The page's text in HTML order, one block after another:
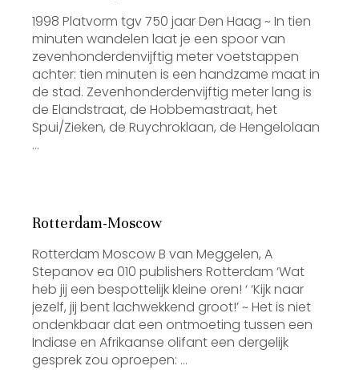
1998 Platvorm tgv 750 jaar Den Haag ~ In tien
minuten wandelen laat je een spoor van
zevenhonderdenvijftig meter voetstappen
achter: tien minuten is een handzame maat in
de stad. Zevenhonderdenvijftig meter lang is
de Elandstraat, de Hobbemastraat, het
Spui/Zieken, de Ruychroklaan, de Hengelolaan
…
Rotterdam-Moscow
Rotterdam Moscow B van Meggelen, A
Stepanov ea 010 publishers Rotterdam ‘Wat
heb jij een bespottelijk kleine oren! ‘ ‘Kijk naar
jezelf, jij bent lachwekkend groot!’ ~ Het is niet
ondenkbaar dat een ontmoeting tussen een
Indiase en Afrikaanse olifant een dergelijk
gesprek zou oproepen: …